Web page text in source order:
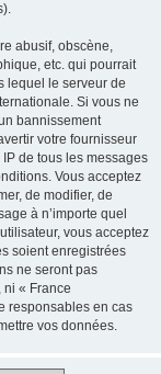
abusif, obscène,
etc. qui pourrait
lequel le serveur de
Si vous ne
bannissement
votre fournisseur
IP de tous les messages
Vous acceptez
de modifier, de
à n’importe quel
vous acceptez
soient enregistrées
ne seront pas
ni « France
responsables en cas
vos données.